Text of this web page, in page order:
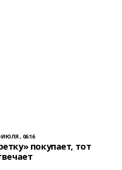
ИЮЛЯ , 06:16
покупает, тот